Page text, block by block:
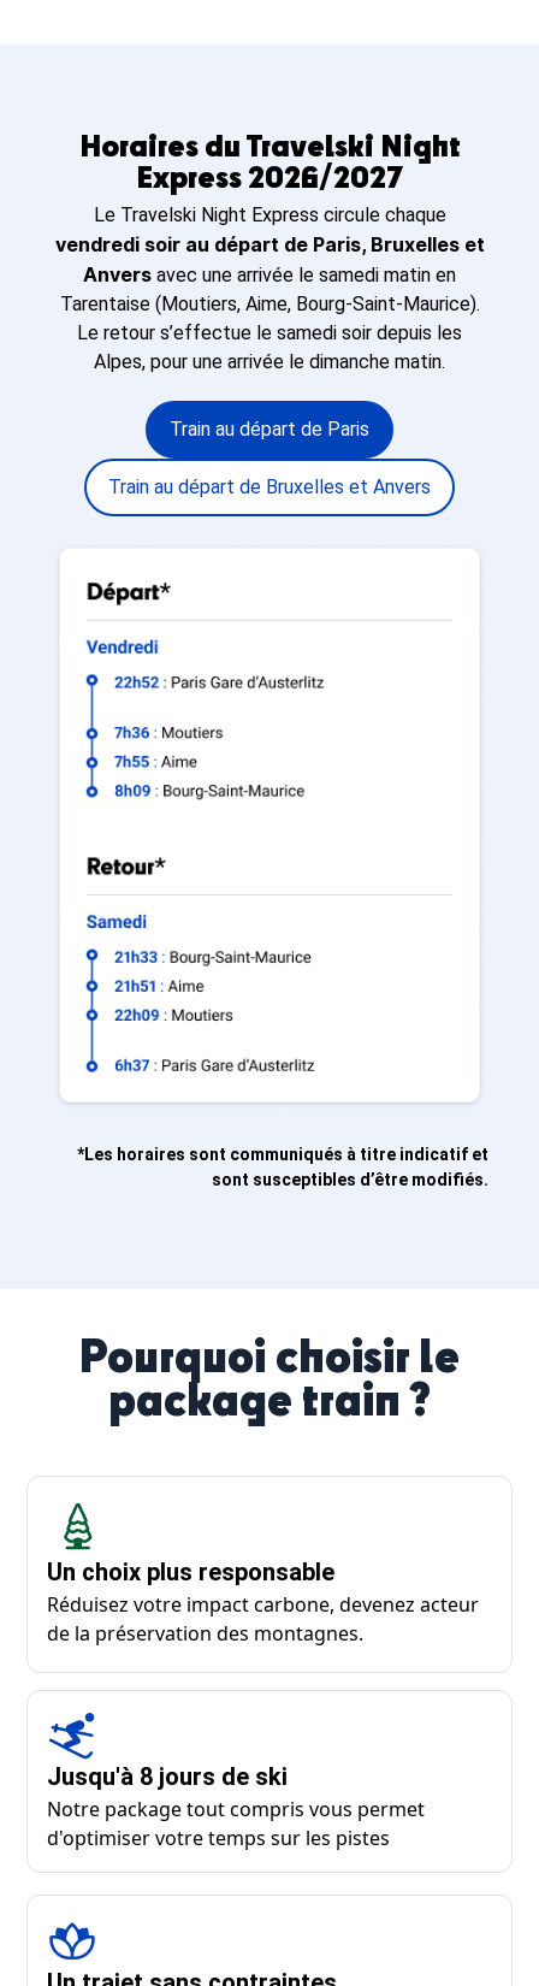
Horaires du Travelski Night
Express 2026/2027
Le Travelski Night Express circule chaque
vendredi soir au départ de Paris, Bruxelles et
Anvers avec une arrivée le samedi matin en
Tarentaise (Moutiers, Aime, Bourg-Saint-Maurice).
Le retour s’effectue le samedi soir depuis les
Alpes, pour une arrivée le dimanche matin.
Train au départ de Paris
Train au départ de Bruxelles et Anvers
*Les horaires sont communiqués à titre indicatif et
sont susceptibles d’être modifiés.
Pourquoi choisir le
package train ?
Un choix plus responsable
Réduisez votre impact carbone, devenez acteur
de la préservation des montagnes.
Jusqu'à 8 jours de ski
Notre package tout compris vous permet
d'optimiser votre temps sur les pistes